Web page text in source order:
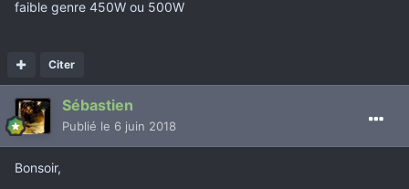
Si les tensions sont instables, elle ne va donc pas tenir les
fortes charges et planter plus rapidement.
Tu ne connais vraiment personne qui possède un PC pour
pouvoir effectuer un test croisé ?
faible genre 450W ou 500W
Citer
Sébastien
Publié le 6 juin 2018
Bonsoir,